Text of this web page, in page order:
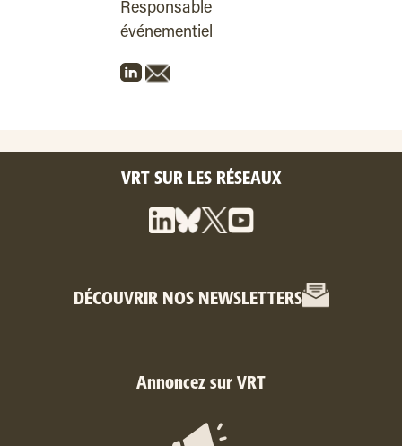
Responsable
événementiel
VRT SUR LES RÉSEAUX
DÉCOUVRIR NOS NEWSLETTERS
Annoncez sur VRT